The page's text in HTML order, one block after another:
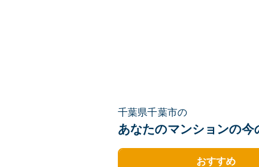
千葉県千葉市の
あなたのマンションの今
おすすめ